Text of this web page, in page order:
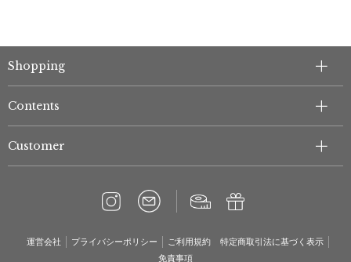
Shopping
Contents
Customer
運営会社 プライバシーポリシー ご利用規約
特定商取引法に基づく表示
免責事項